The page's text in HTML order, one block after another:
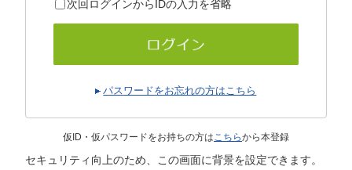
次回ログインからIDの入力を省略
パスワードをお忘れの方はこちら
仮ID・仮パスワードをお持ちの方はこちらから本登録
セキュリティ向上のため、この画面に背景を設定できます。